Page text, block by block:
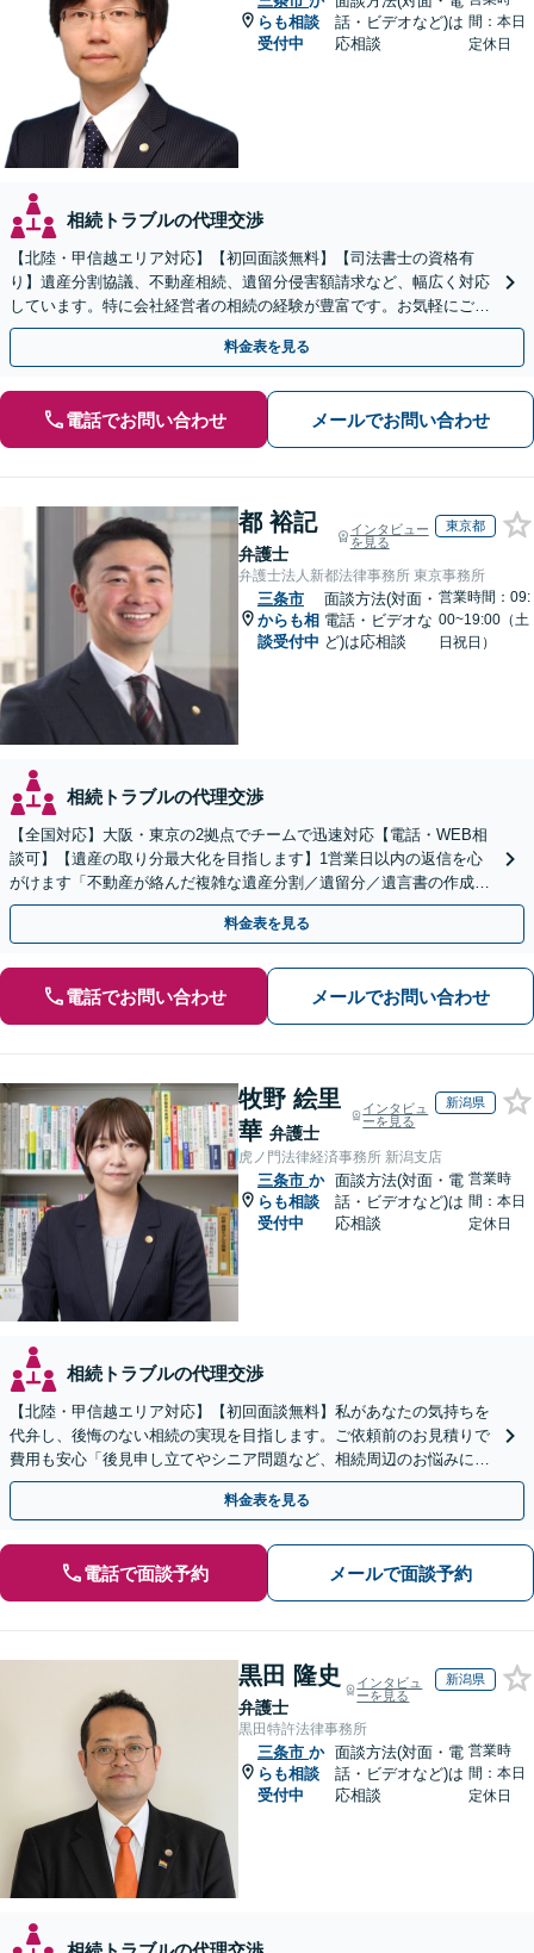
らも相談
受付中
話・ビデオなど)は
応相談
間：本日
定休日
相続トラブルの代理交渉
【北陸・甲信越エリア対応】【初回面談無料】【司法書士の資格有
り】遺産分割協議、不動産相続、遺留分侵害額請求など、幅広く対応
しています。特に会社経営者の相続の経験が豊富です。お気軽にご相
談ください。【休日・夜間面談可】【オンライン面談可】
料金表を見る
電話でお問い合わせ メールでお問い合わせ
都 裕記
弁護士
インタビュー
を見る
東京都
弁護士法人新都法律事務所 東京事務所
三条市
からも相
談受付中
面談方法(対面・
電話・ビデオな
ど)は応相談
営業時間：09:
00~19:00（土
日祝日）
相続トラブルの代理交渉
【全国対応】大阪・東京の2拠点でチームで迅速対応【電話・WEB相
談可】【遺産の取り分最大化を目指します】1営業日以内の返信を心
がけます「不動産が絡んだ複雑な遺産分割／遺留分／遺言書の作成・
執行／事業承継など、お任せください」【休日相談あり】
料金表を見る
電話でお問い合わせ メールでお問い合わせ
牧野 絵里
華 弁護士
インタビュ
ーを見る
新潟県
虎ノ門法律経済事務所 新潟支店
三条市 か
らも相談
受付中
面談方法(対面・電
話・ビデオなど)は
応相談
営業時
間：本日
定休日
相続トラブルの代理交渉
【北陸・甲信越エリア対応】【初回面談無料】私があなたの気持ちを
代弁し、後悔のない相続の実現を目指します。ご依頼前のお見積りで
費用も安心「後見申し立てやシニア問題など、相続周辺のお悩みにも
対処可能」【WEB面談対応】
料金表を見る
電話で面談予約 メールで面談予約
黒田 隆史
弁護士
インタビュ
ーを見る
新潟県
黒田特許法律事務所
三条市 か
らも相談
受付中
面談方法(対面・電
話・ビデオなど)は
応相談
営業時
間：本日
定休日